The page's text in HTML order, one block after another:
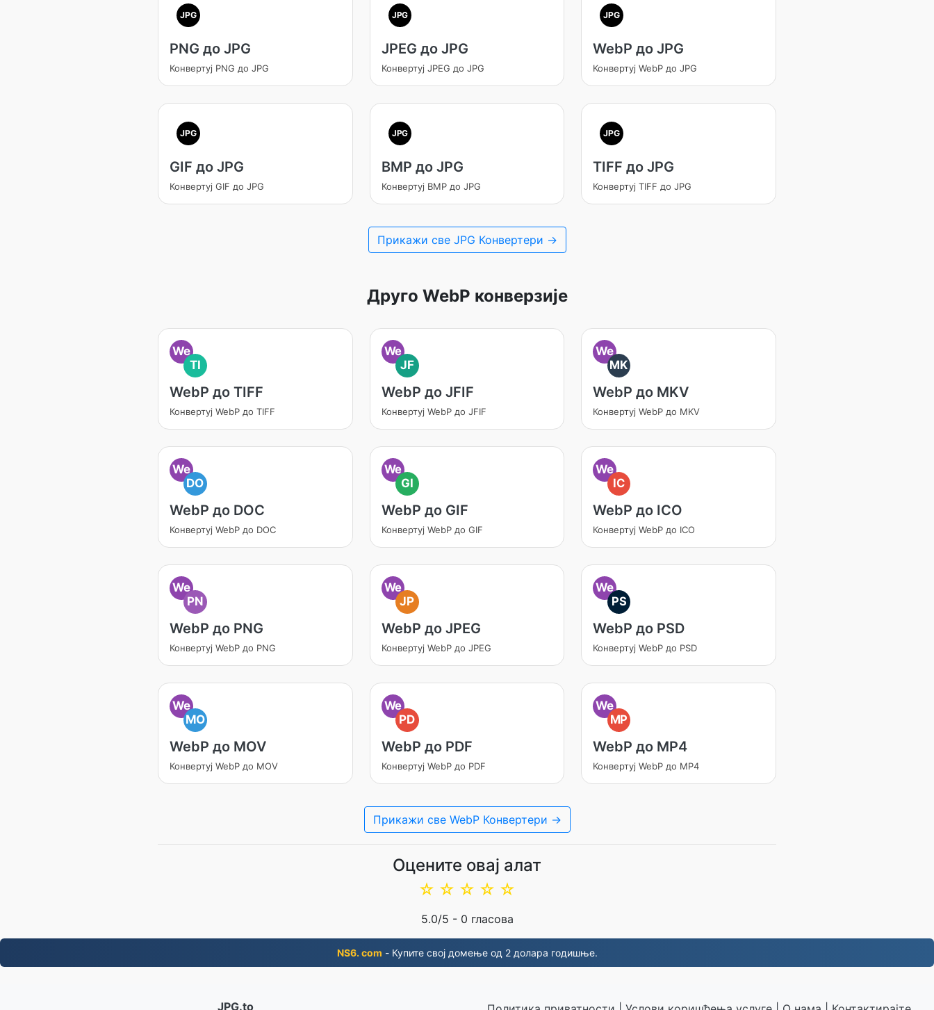
JPG
PNG до JPG
Конвертуј PNG до JPG
JPG
JPEG до JPG
Конвертуј JPEG до JPG
JPG
WebP до JPG
Конвертуј WebP до JPG
JPG
GIF до JPG
Конвертуј GIF до JPG
JPG
BMP до JPG
Конвертуј BMP до JPG
JPG
TIFF до JPG
Конвертуј TIFF до JPG
Прикажи све JPG Конвертери →
Друго WebP конверзије
We
TI
WebP до TIFF
Конвертуј WebP до TIFF
We
JF
WebP до JFIF
Конвертуј WebP до JFIF
We
MK
WebP до MKV
Конвертуј WebP до MKV
We
DO
WebP до DOC
Конвертуј WebP до DOC
We
GI
WebP до GIF
Конвертуј WebP до GIF
We
IC
WebP до ICO
Конвертуј WebP до ICO
We
PN
WebP до PNG
Конвертуј WebP до PNG
We
JP
WebP до JPEG
Конвертуј WebP до JPEG
We
PS
WebP до PSD
Конвертуј WebP до PSD
We
MO
WebP до MOV
Конвертуј WebP до MOV
We
PD
WebP до PDF
Конвертуј WebP до PDF
We
MP
WebP до MP4
Конвертуј WebP до MP4
Прикажи све WebP Конвертери →
Оцените овај алат
☆
☆
☆
☆
☆
5.0/5 - 0 гласова
NS6. com - Купите свој домење од 2 долара годишње.
JPG.to